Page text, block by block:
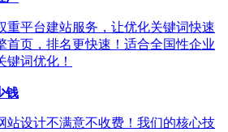
重平台建站服务，让优化关键词快速
首页，排名更快速！适合全国性企业
键词优化！
钱
站设计不满意不收费！我们的核心技